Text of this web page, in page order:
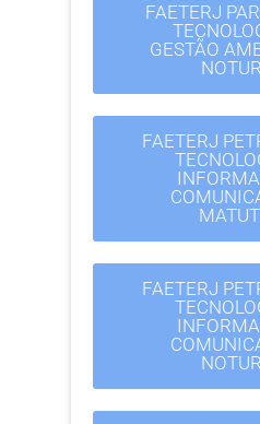
FAETERJ
GESTÃO
FAETERJ
FAETERJ